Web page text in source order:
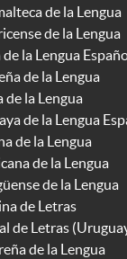
de la Lengua
de la Lengua
la Lengua
de la Lengua
de la Lengua
de la Lengua
de la Lengua
de la Lengua
de la Lengua
de Letras
de Letras
de la Lengua